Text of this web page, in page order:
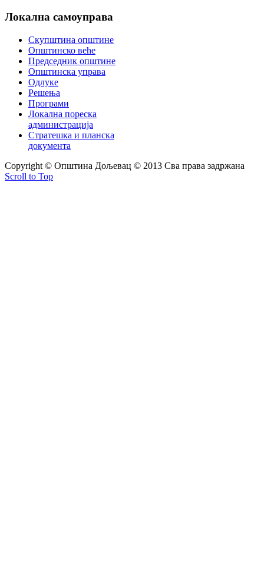
Локална самоуправа
Скупштина општине
Општинско веће
Председник општине
Општинска управа
Одлуке
Решења
Програми
Локална пореска
администрација
Стратешка и планска
документа
Copyright © Oпштина Дољевац © 2013 Сва права задржана
Scroll to Top